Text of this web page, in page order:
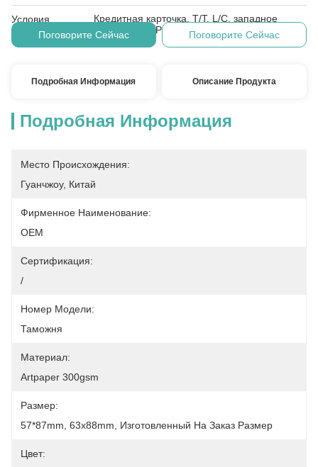
Условия
Оплаты:
Кредитная карточка, T/T, L/C, западное
соединение, PayPal, E-проверяя, D/A, D/P
Поговорите Сейчас Поговорите Сейчас
Подробная Информация Описание Продукта
Подробная Информация
Место Происхождения:
Гуанчжоу, Китай
Фирменное Наименование:
OEM
Сертификация:
/
Номер Модели:
Таможня
Материал:
Artpaper 300gsm
Размер:
57*87mm, 63x88mm, Изготовленный На Заказ Размер
Цвет: